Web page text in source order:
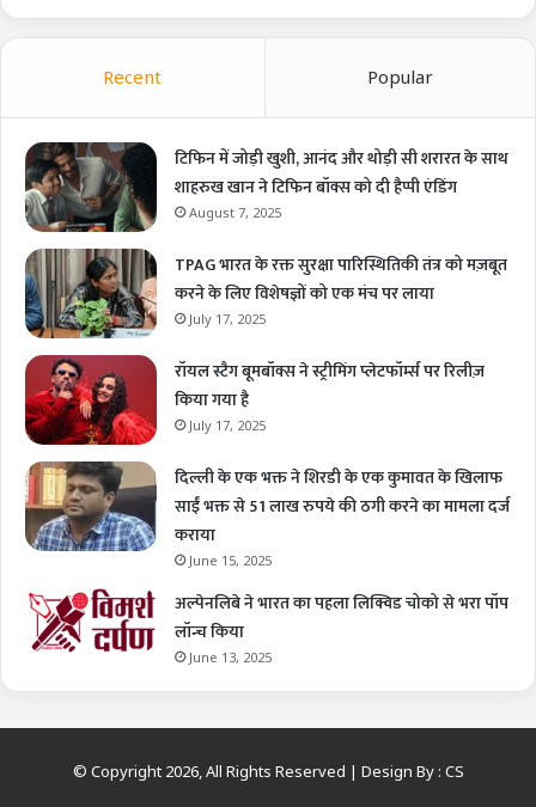
Recent Popular
टिफिन में जोड़ी खुशी, आनंद और थोड़ी सी शरारत के साथ
शाहरुख खान ने टिफिन बॉक्स को दी हैप्पी एंडिंग
August 7, 2025
TPAG भारत के रक्त सुरक्षा पारिस्थितिकी तंत्र को मज़बूत
करने के लिए विशेषज्ञों को एक मंच पर लाया
July 17, 2025
रॉयल स्टैग बूमबॉक्स ने स्ट्रीमिंग प्लेटफॉर्म्स पर रिलीज़
किया गया है
July 17, 2025
दिल्ली के एक भक्त ने शिरडी के एक कुमावत के खिलाफ
साईं भक्त से 51 लाख रुपये की ठगी करने का मामला दर्ज
कराया
June 15, 2025
अल्पेनलिबे ने भारत का पहला लिक्विड चोको से भरा पॉप
लॉन्च किया
June 13, 2025
© Copyright 2026, All Rights Reserved | Design By : CS